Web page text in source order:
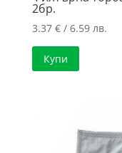
2бр.
3.37 €/ 6.59 лв.
Купи